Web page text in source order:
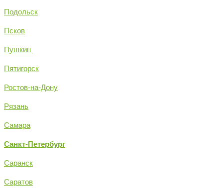
Подольск
Псков
Пушкин
Пятигорск
Ростов-на-Дону
Рязань
Самара
Санкт-Петербург
Саранск
Саратов